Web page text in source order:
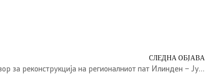
СЛЕДНА ОБЈАВА
Општина Илинден потпиша договор за реконструкција на регионалниот пат Илинден – Јурумлери